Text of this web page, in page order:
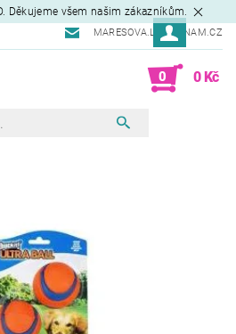
Děkujeme všem našim zákazníkům.
MARESOVA.L@SEZNAM.CZ
0 0 Kč